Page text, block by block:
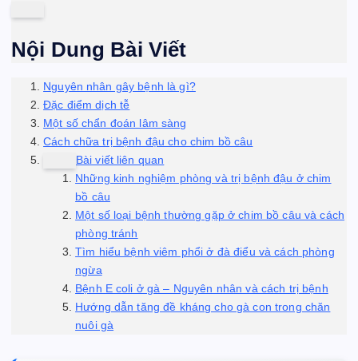
Nội Dung Bài Viết
Nguyên nhân gây bệnh là gì?
Đặc điểm dịch tễ
Một số chẩn đoán lâm sàng
Cách chữa trị bệnh đậu cho chim bồ câu
Bài viết liên quan
Những kinh nghiệm phòng và trị bệnh đậu ở chim
bồ câu
Một số loại bệnh thường gặp ở chim bồ câu và cách
phòng tránh
Tìm hiểu bệnh viêm phổi ở đà điểu và cách phòng
ngừa
Bệnh E coli ở gà – Nguyên nhân và cách trị bệnh
Hướng dẫn tăng đề kháng cho gà con trong chăn
nuôi gà